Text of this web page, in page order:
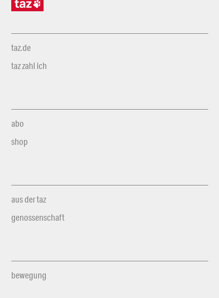
taz.de
taz zahl ich
abo
shop
aus der taz
genossenschaft
bewegung